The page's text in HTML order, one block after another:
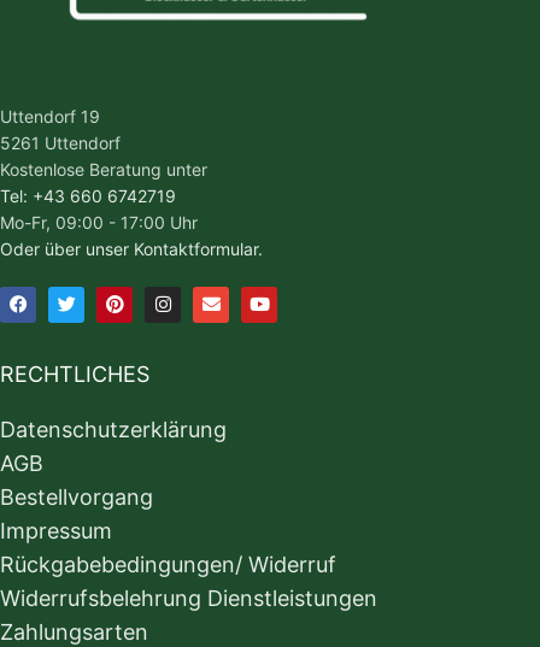
Uttendorf 19
5261 Uttendorf
Kostenlose Beratung unter
Tel: +43 660 6742719
Mo-Fr, 09:00 - 17:00 Uhr
Oder über unser Kontaktformular.
RECHTLICHES
Datenschutzerklärung
AGB
Bestellvorgang
Impressum
Rückgabebedingungen/ Widerruf
Widerrufsbelehrung Dienstleistungen
Zahlungsarten